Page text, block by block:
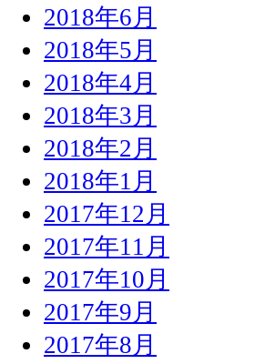
2018年6月
2018年5月
2018年4月
2018年3月
2018年2月
2018年1月
2017年12月
2017年11月
2017年10月
2017年9月
2017年8月